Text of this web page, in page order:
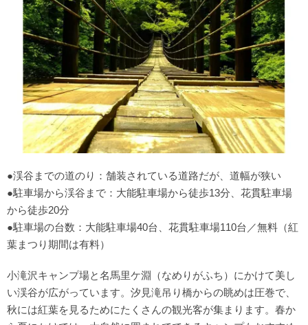
●渓谷までの道のり：舗装されている道路だが、道幅が狭い
●駐車場から渓谷まで：大能駐車場から徒歩13分、花貫駐車場
から徒歩20分
●駐車場の台数：大能駐車場40台、花貫駐車場110台／無料（紅
葉まつり期間は有料）
小滝沢キャンプ場と名馬里ケ淵（なめりがふち）にかけて美し
い渓谷が広がっています。汐見滝吊り橋からの眺めは圧巻で、
秋には紅葉を見るためにたくさんの観光客が集まります。春か